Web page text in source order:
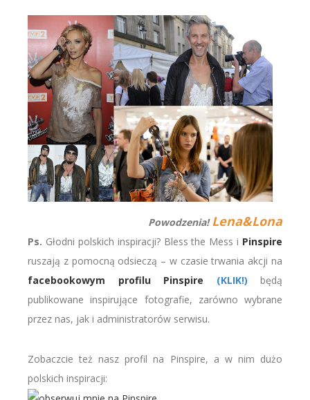
Powodzenia!Lena&Lona
Ps. Głodni polskich inspiracji? Bless the Mess i Pinspire
ruszają z pomocną odsieczą – w czasie trwania akcji na
facebookowym profilu Pinspire (KLIK!) będą
publikowane inspirujące fotografie, zarówno wybrane
przez nas, jak i administratorów serwisu.
Zobaczcie też nasz profil na Pinspire, a w nim dużo
polskich inspiracji: